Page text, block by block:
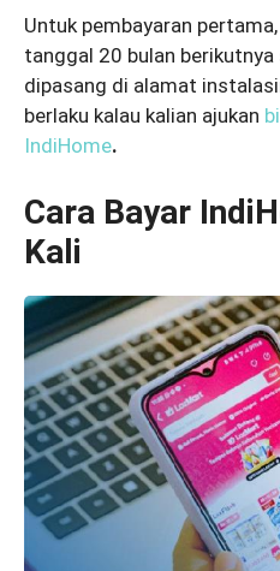
Untuk pembayaran
tanggal 20 bulan
dipasang di alamat
berlaku kalau kalian ajukan
IndiHome.
Cara Bayar
Kali